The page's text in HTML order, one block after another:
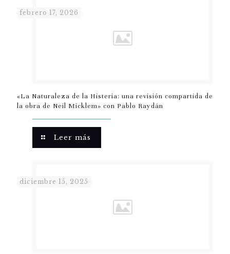
febrero 17, 2026
«La Naturaleza de la Histeria: una revisión compartida de
la obra de Neil Micklem» con Pablo Raydán
Leer más
diciembre 15, 2025